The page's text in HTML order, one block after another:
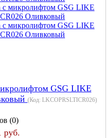
GSG LIKE
(Код: LKCOPRSLTICR026)
(0)
руб.